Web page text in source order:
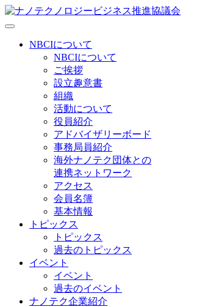
NBCIについて
NBCIについて
ご挨拶
設立趣意書
組織
活動について
役員紹介
アドバイザリーボード
事務局員紹介
海外ナノテク団体との
連携ネットワーク
アクセス
会員名簿
基本情報
トピックス
トピックス
過去のトピックス
イベント
イベント
過去のイベント
ナノテク企業紹介